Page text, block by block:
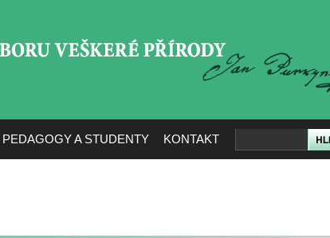
PEDAGOGY A STUDENTY KONTAKT